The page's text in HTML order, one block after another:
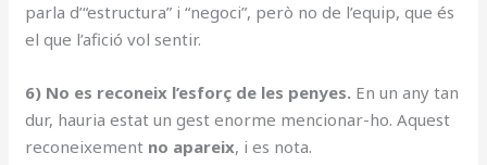
parla d’“estructura” i “negoci”, però no de l’equip, que és
el que l’afició vol sentir.
6) No es reconeix l’esforç de les penyes. En un any tan
dur, hauria estat un gest enorme mencionar-ho. Aquest
reconeixement no apareix, i es nota.